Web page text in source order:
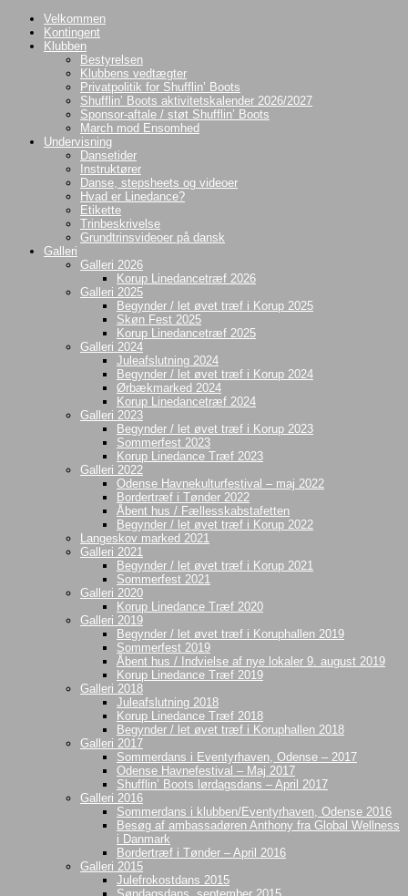
Videre
indhold
Velkommen
Kontingent
Klubben
Bestyrelsen
Klubbens vedtægter
Privatpolitik for Shufflin’ Boots
Shufflin’ Boots aktivitetskalender 2026/2027
Sponsor-aftale / støt Shufflin’ Boots
March mod Ensomhed
Undervisning
Dansetider
Instruktører
Danse, stepsheets og videoer
Hvad er Linedance?
Etikette
Trinbeskrivelse
Grundtrinsvideoer på dansk
Galleri
Galleri 2026
Korup Linedancetræf 2026
Galleri 2025
Begynder / let øvet træf i Korup 2025
Skøn Fest 2025
Korup Linedancetræf 2025
Galleri 2024
Juleafslutning 2024
Begynder / let øvet træf i Korup 2024
Ørbækmarked 2024
Korup Linedancetræf 2024
Galleri 2023
Begynder / let øvet træf i Korup 2023
Sommerfest 2023
Korup Linedance Træf 2023
Galleri 2022
Odense Havnekulturfestival – maj 2022
Bordertræf i Tønder 2022
Åbent hus / Fællesskabstafetten
Begynder / let øvet træf i Korup 2022
Langeskov marked 2021
Galleri 2021
Begynder / let øvet træf i Korup 2021
Sommerfest 2021
Galleri 2020
Korup Linedance Træf 2020
Galleri 2019
Begynder / let øvet træf i Koruphallen 2019
Sommerfest 2019
Åbent hus / Indvielse af nye lokaler 9. august 2019
Korup Linedance Træf 2019
Galleri 2018
Juleafslutning 2018
Korup Linedance Træf 2018
Begynder / let øvet træf i Koruphallen 2018
Galleri 2017
Sommerdans i Eventyrhaven, Odense – 2017
Odense Havnefestival – Maj 2017
Shufflin’ Boots lørdagsdans – April 2017
Galleri 2016
Sommerdans i klubben/Eventyrhaven, Odense 2016
Besøg af ambassadøren Anthony fra Global Wellness
i Danmark
Bordertræf i Tønder – April 2016
Galleri 2015
Julefrokostdans 2015